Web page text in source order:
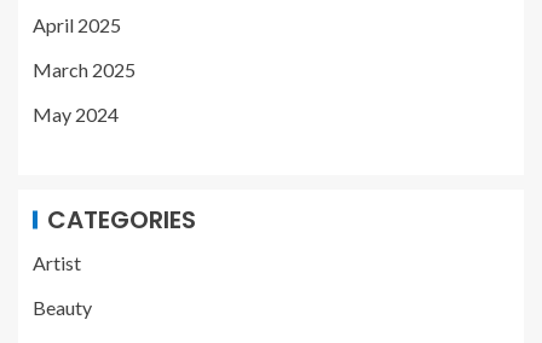
April 2025
March 2025
May 2024
CATEGORIES
Artist
Beauty